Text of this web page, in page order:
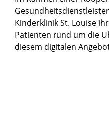
Kinderklinik St. Louise
Patienten rund um die
diesem digitalen